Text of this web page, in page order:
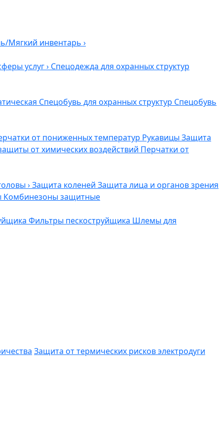
Мягкий инвентарь ›
услуг› Спецодежда для охранных структур
Спецобувь для охранных структур Спецобувь
от пониженных температур Рукавицы Защита
от химических воздействий Перчатки от
›Защита коленей Защита лица и органов зрения
Комбинезоны защитные
Фильтры пескоструйщика Шлемы для
Защита от термических рисков электродуги